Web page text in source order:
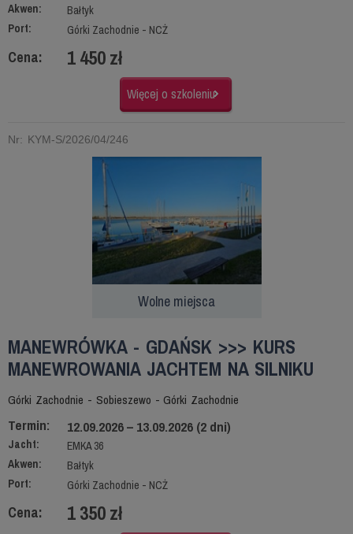
Akwen:
Bałtyk
Port:
Górki Zachodnie - NCŻ
Cena: 1 450 zł
Więcej o szkoleniu
Nr: KYM-S/2026/04/246
Wolne miejsca
MANEWRÓWKA - GDAŃSK >>> KURS
MANEWROWANIA JACHTEM NA SILNIKU
Górki Zachodnie - Sobieszewo - Górki Zachodnie
Termin: 12.09.2026 – 13.09.2026 (2 dni)
Jacht:
EMKA 36
Akwen:
Bałtyk
Port:
Górki Zachodnie - NCŻ
Cena: 1 350 zł